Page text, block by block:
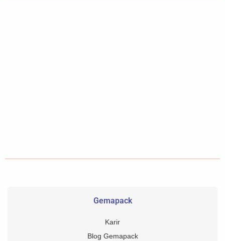
Gemapack
Karir
Blog Gemapack